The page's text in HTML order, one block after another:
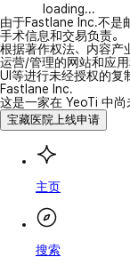
loading...
由于Fastlane Inc.不是
手术信息和交易负责。
根据著作权法、内容
运营/管理的网站和应
UI等进行未经授权的复
Fastlane Inc.
这是一家在 YeoTi 中尚
宝藏医院上线申请
主页
搜索